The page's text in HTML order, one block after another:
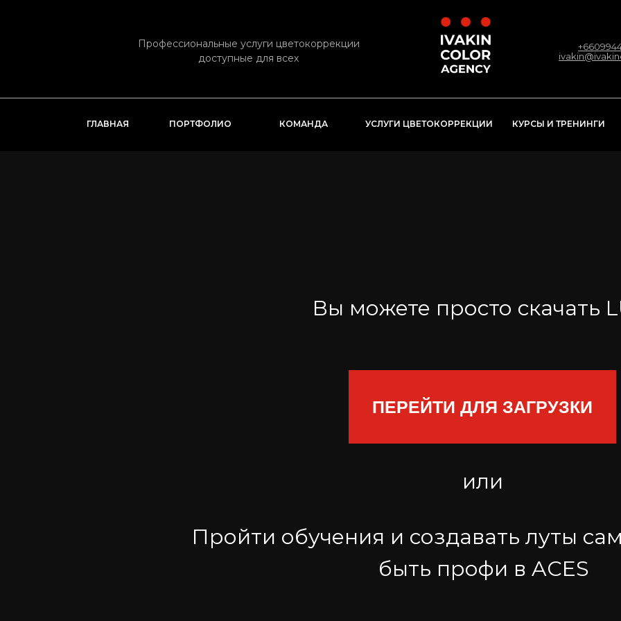
ПОРТФОЛИО УСЛУГИ ЦВЕТОКОРРЕКЦИИ КУРСЫ И ТРЕНИНГИ
ГЛАВНАЯ
Профессиональные услуги цветокоррекции
доступные для всех
КОМАНДА
ПЕРЕЙТИ ДЛЯ ЗАГРУЗКИ
или
Вы можете просто скачать
Пройти обучения и создавать луты
быть профи в ACES